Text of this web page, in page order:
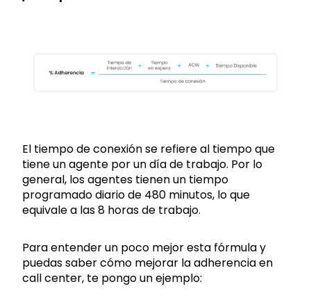
El tiempo de conexión se refiere al tiempo que
tiene un agente por un día de trabajo. Por lo
general, los agentes tienen un tiempo
programado diario de 480 minutos, lo que
equivale a las 8 horas de trabajo.
Para entender un poco mejor esta fórmula y
puedas saber cómo mejorar la adherencia en
call center, te pongo un ejemplo: